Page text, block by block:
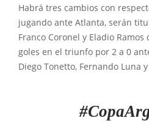
Habrá tres cambios con
jugando ante Atlanta, serán
Franco Coronel y Eladio
goles en el triunfo por 2 a 0
Diego Tonetto, Fernando Luna